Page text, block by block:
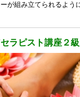
が組み立てられるよう
ラピスト講座２級